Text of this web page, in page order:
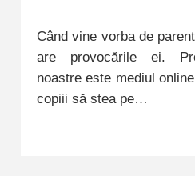
Când vine vorba de
are provocările ei.
noastre este mediul
copiii să stea pe…